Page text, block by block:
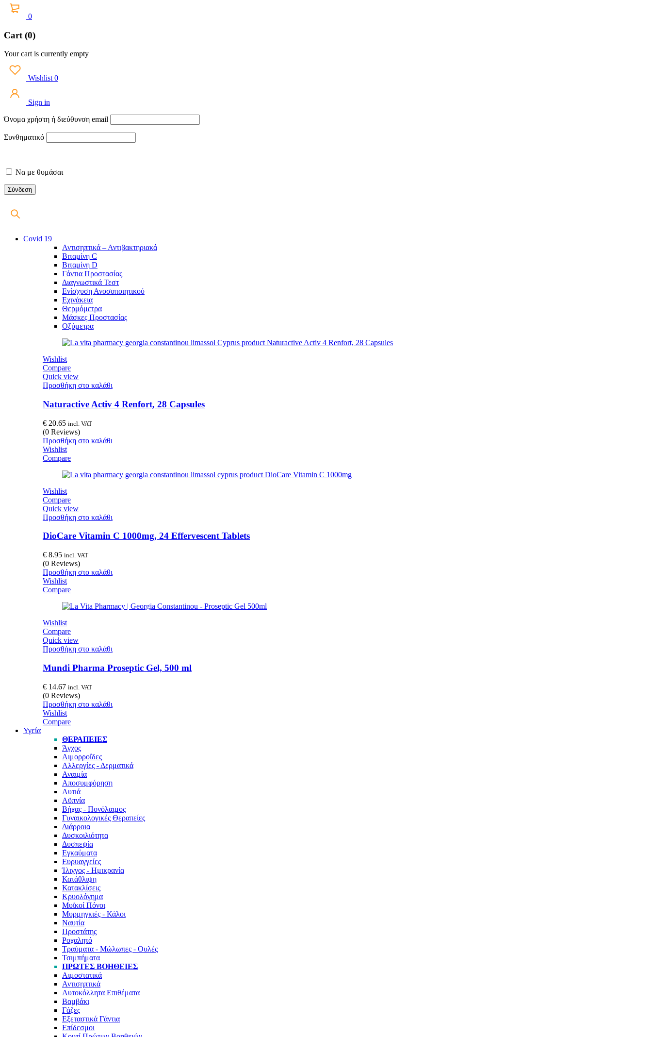
0
Cart (0)
Your cart is currently empty
Wishlist 0
Sign in
Όνομα χρήστη ή διεύθυνση email
Συνθηματικό
Να με θυμάσαι
Covid 19
Αντισηπτικά – Αντιβακτηριακά
Βιταμίνη C
Βιταμίνη D
Γάντια Προστασίας
Διαγνωστικά Τεστ
Ενίσχυση Ανοσοποιητικού
Εχινάκεια
Θερμόμετρα
Μάσκες Προστασίας
Οξύμετρα
Wishlist
Compare
Quick view
Προσθήκη στο καλάθι
Naturactive Activ 4 Renfort, 28 Capsules
€ 20.65 incl. VAT
(0 Reviews)
Προσθήκη στο καλάθι
Wishlist
Compare
Wishlist
Compare
Quick view
Προσθήκη στο καλάθι
DioCare Vitamin C 1000mg, 24 Effervescent Tablets
€ 8.95 incl. VAT
(0 Reviews)
Προσθήκη στο καλάθι
Wishlist
Compare
Wishlist
Compare
Quick view
Προσθήκη στο καλάθι
Mundi Pharma Proseptic Gel, 500 ml
€ 14.67 incl. VAT
(0 Reviews)
Προσθήκη στο καλάθι
Wishlist
Compare
Υγεία
ΘΕΡΑΠΕΊΕΣ
Άγχος
Αιμορροΐδες
Αλλεργίες - Δερματικά
Αναιμία
Αποσυμφόρηση
Αυτιά
Αϋπνία
Βήχας - Πονόλαιμος
Γυναικολογικές Θεραπείες
Διάρροια
Δυσκοιλιότητα
Δυσπεψία
Εγκαύματα
Ευρυαγγείες
Ίλιγγος - Ημικρανία
Κατάθλιψη
Κατακλίσεις
Κρυολόγημα
Μυϊκοί Πόνοι
Μυρμηγκιές - Κάλοι
Ναυτία
Προστάτης
Ροχαλητό
Τραύματα - Μώλωπες - Ουλές
Τσιμπήματα
ΠΡΏΤΕΣ ΒΟΉΘΕΙΕΣ
Αιμοστατικά
Αντισηπτικά
Αυτοκόλλητα Επιθέματα
Βαμβάκι
Γάζες
Εξεταστικά Γάντια
Επίδεσμοι